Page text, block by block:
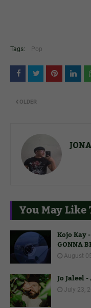
Tags: Pop
OLDER
You May Like
Kojo Kay
GONNA
August
Jo Jaleel
July 23,